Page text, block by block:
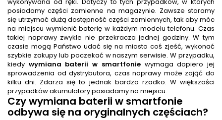
posiadamy części zamienne na magazynie. Zawsze staramy
się utrzymać dużą dostępność części zamiennych, tak aby móc
na miejscu wymienić baterię w każdym modelu telefonu. Czas
takiej naprawy zwykle nie przekracza jednej godziny. W tym
czasie mogą Państwo udać się na miasto coś zjeść, wykonać
szybkie zakupy lub poczekać w naszym serwisie. W przypadku,
kiedy wymiana baterii w smartfoniewymaga dopiero jej
sprowadzenia od dystrybutora, czas naprawy może zająć do
kilku dni. Zdarza się to jednak bardzo rzadko. W większości
przypadków akumulatory posiadamy na miejscu.
Czywymiana baterii w smartfonie
odbywa się na oryginalnych częściach?